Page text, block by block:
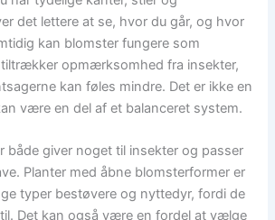
det lettere at se, hvor du går, og hvor
kan blomster fungere som
opmærksomhed fra insekter,
kan føles mindre. Det er ikke en
være en del af et balanceret system.
både giver noget til insekter og passer
Planter med åbne blomsterformer er
typer bestøvere og nyttedyr, fordi de
Det kan også være en fordel at vælge